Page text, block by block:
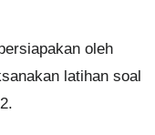
oleh
latihan soal